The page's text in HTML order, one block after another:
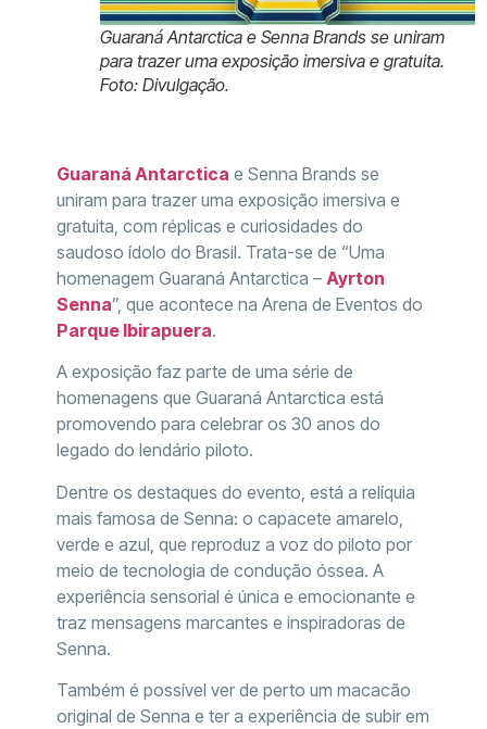
Guaraná Antarctica e Senna Brands se uniram
para trazer uma exposição imersiva e gratuita.
Foto: Divulgação.
Guaraná Antarctica e Senna Brands se
uniram para trazer uma exposição imersiva e
gratuita, com réplicas e curiosidades do
saudoso ídolo do Brasil. Trata-se de “Uma
homenagem Guaraná Antarctica – Ayrton
Senna”, que acontece na Arena de Eventos do
Parque Ibirapuera.
A exposição faz parte de uma série de
homenagens que Guaraná Antarctica está
promovendo para celebrar os 30 anos do
legado do lendário piloto.
Dentre os destaques do evento, está a relíquia
mais famosa de Senna: o capacete amarelo,
verde e azul, que reproduz a voz do piloto por
meio de tecnologia de condução óssea. A
experiência sensorial é única e emocionante e
traz mensagens marcantes e inspiradoras de
Senna.
Também é possível ver de perto um macacão
original de Senna e ter a experiência de subir em